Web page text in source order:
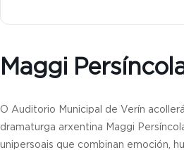
Maggi
O Auditorio Municipal de Verín
dramaturga arxentina Maggi
unipersoais que combinan emoción,